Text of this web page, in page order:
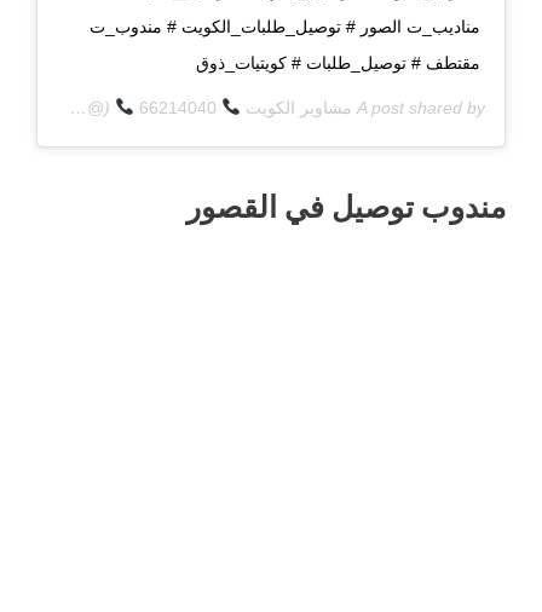
مناديب_ت الصور # توصيل_طلبات_الكويت # مندوب_ت
مقتطف # توصيل_طلبات # كويتيات_ذوق
A post shared by مشاوير الكويت (@q8deliverycom) on
مندوب توصيل في القصور